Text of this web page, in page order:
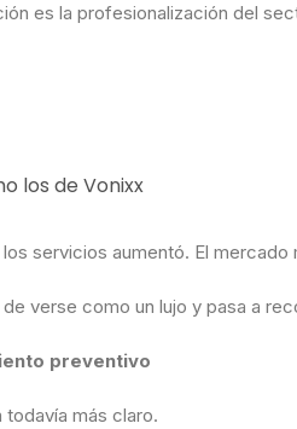
es la profesionalización del
los de Vonixx
servicios aumentó. El mercado
verse como un lujo y pasa a
preventivo
más claro.